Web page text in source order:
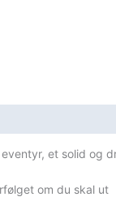
et solid
om du skal ut